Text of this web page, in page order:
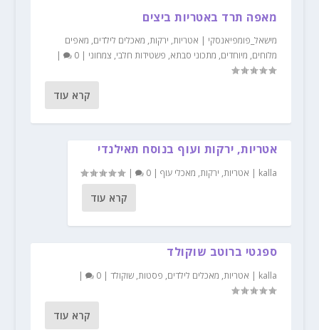
מאפה תרד באטריות ביצים
מישאל_פומפיאנסקי | אטריות, ירקות, מאכלים לילדים, מאפים
מלוחים, מיוחדים, מתכוני סבתא, פשטידות חלבי, צמחוני |
0
|
קרא עוד
אטריות, ירקות ועוף בנוסח תאילנדי
kalla
| אטריות, ירקות, מאכלי עוף|
0
|
קרא עוד
ספגטי ברוטב שוקולד
kalla
| אטריות, מאכלים לילדים, פסטות, שוקולד|
0
|
קרא עוד